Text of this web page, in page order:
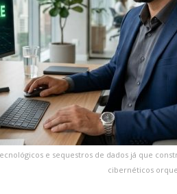
e sequestros de dados já que
cibernéticos